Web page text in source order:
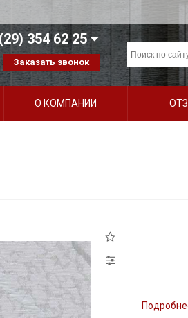
354 62 25
Заказать звонок
О КОМПАНИИ